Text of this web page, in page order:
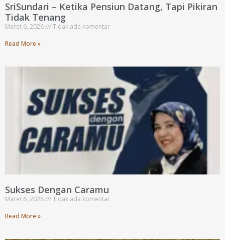
SriSundari – Ketika Pensiun Datang, Tapi Pikiran
Tidak Tenang
Maret 6, 2026
Tidak ada komentar
Read More »
Sukses Dengan Caramu
Maret 6, 2026
Tidak ada komentar
Read More »